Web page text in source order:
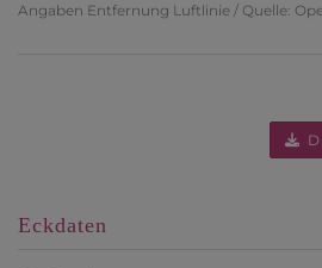
Angaben Entfernung Luftlinie / Quelle:
Eckdaten